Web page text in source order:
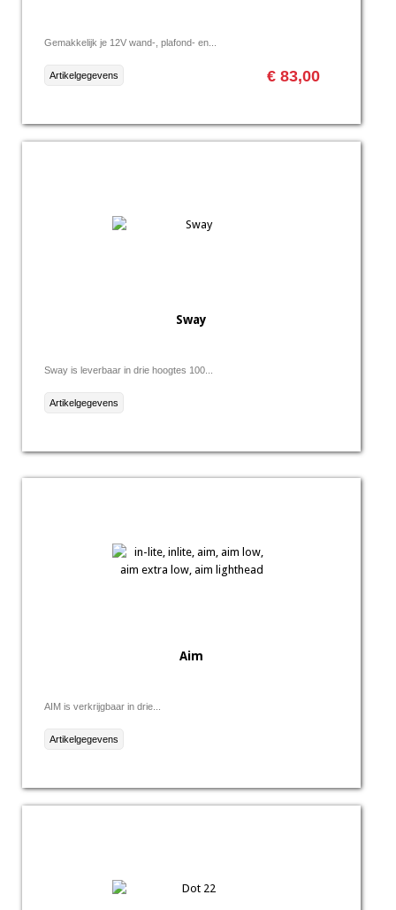
Gemakkelijk je 12V wand-, plafond- en...
€ 83,00
Artikelgegevens
Sway
Sway is leverbaar in drie hoogtes 100...
Artikelgegevens
Aim
AIM is verkrijgbaar in drie...
Artikelgegevens